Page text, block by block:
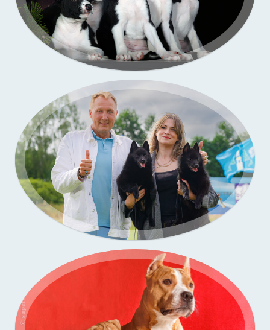
Портфолио — выставки собак
Бассенджи. Фото щенков в моей студии
Портфолио — выставки собак